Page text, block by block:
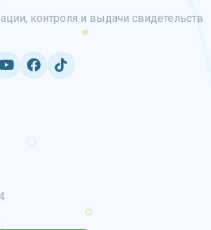
контроля и выдачи свидетельств